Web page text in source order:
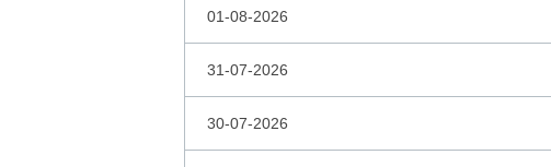
01-08-2026
31-07-2026
30-07-2026